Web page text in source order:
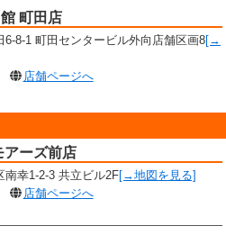
町田店
6-8-1 町田センタービル外向店舗区画8[→
店舗ページへ
アーズ前店
南幸1-2-3 共立ビル2F[→地図を見る]
店舗ページへ